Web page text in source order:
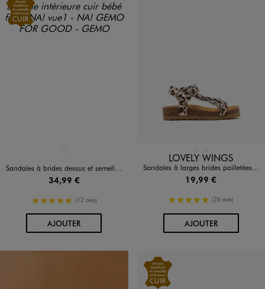
Sandales à brides dessus et semelle intérieure cuir bébé fille - NA!
34,99 €
5/5 de moyenne
(12 avis)
AJOUTERAU PANIER
Disponible en 2 coloris
LOVELY WINGS
Sandales à larges brides pailletées motif léopard bébé fille
19,99 €
5/5 de moyenne
(26 avis)
AJOUTERAU PANIER